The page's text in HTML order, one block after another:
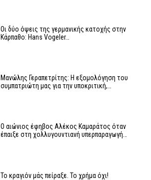
Οι δύο όψεις της γερμανικής κατοχής στην
Κάρπαθο: Hans Vogeler…
Μανώλης Γεραπετρίτης: Η εξομολόγηση του
συμπατριώτη μας για την υποκριτική,…
Ο αιώνιος έφηβος Αλέκος Καμαράτος όταν
έπαιξε στη χολλυγουντιανή υπερπαραγωγή…
Το κραγιόν μάς πείραξε. Το χρήμα όχι!